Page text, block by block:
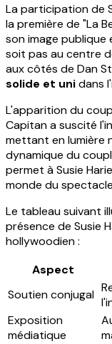
La participation de
la première de "La
son image publique
soit pas au centre
aux côtés de Dan
solide et unidans
L'apparition du
Capitan a suscité
mettant en lumière
dynamique du
permet à Susie
monde du
Le tableau suivant
présence de Susie
hollywoodien :
Aspect
Soutien conjugal
Exposition
médiatique